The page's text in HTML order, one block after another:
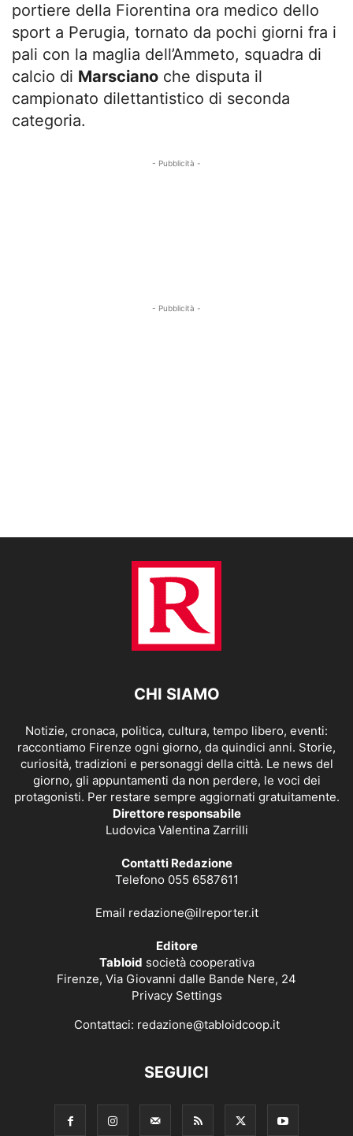
portiere della Fiorentina ora medico dello
sport a Perugia, tornato da pochi giorni fra i
pali con la maglia dell’Ammeto, squadra di
calcio di Marsciano che disputa il
campionato dilettantistico di seconda
categoria.
- Pubblicità -
- Pubblicità -
CHI SIAMO
Notizie, cronaca, politica, cultura, tempo libero, eventi:
raccontiamo Firenze ogni giorno, da quindici anni. Storie,
curiosità, tradizioni e personaggi della città. Le news del
giorno, gli appuntamenti da non perdere, le voci dei
protagonisti. Per restare sempre aggiornati gratuitamente.
Direttore responsabile
Ludovica Valentina Zarrilli
Contatti Redazione
Telefono 055 6587611
Email redazione@ilreporter.it
Editore
Tabloid società cooperativa
Firenze, Via Giovanni dalle Bande Nere, 24
Privacy Settings
Contattaci: redazione@tabloidcoop.it
SEGUICI